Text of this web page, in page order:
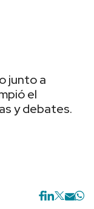
junto a
el
y debates.